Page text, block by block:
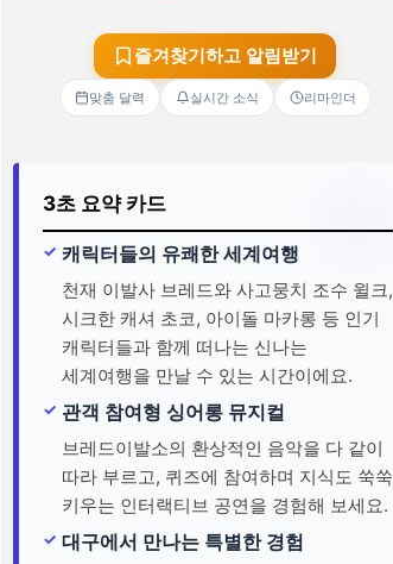
즐겨찾기하고 알림받기
맞춤 달력 실시간 소식 리마인더
3초 요약 카드
캐릭터들의 유쾌한 세계여행
천재 이발사 브레드와 사고뭉치 조수 윌크,
시크한 캐셔 초코, 아이돌 마카롱 등 인기
캐릭터들과 함께 떠나는 신나는
세계여행을 만날 수 있는 시간이에요.
관객 참여형 싱어롱 뮤지컬
브레드이발소의 환상적인 음악을 다 같이
따라 부르고, 퀴즈에 참여하며 지식도 쑥쑥
키우는 인터랙티브 공연을 경험해 보세요.
대구에서 만나는 특별한 경험